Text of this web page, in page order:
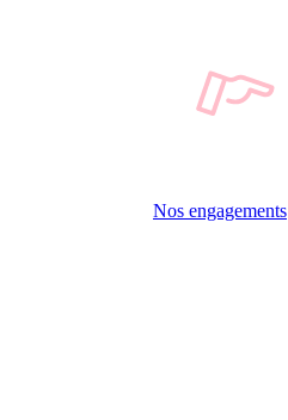
Nos engagements